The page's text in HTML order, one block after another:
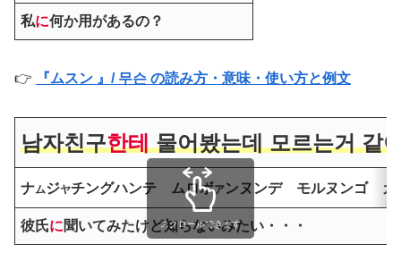
私に何か用があるの？
👉 『ムスン 』/ 무슨 の読み方・意味・使い方と例文
남자친구한테물어봤는데 모르는거 같
ナムジヤチングハンテ ムロボアンヌンデ モルヌンゴ カ
彼氏に聞いてみたけど知らないみたい・・・
スクロールできます